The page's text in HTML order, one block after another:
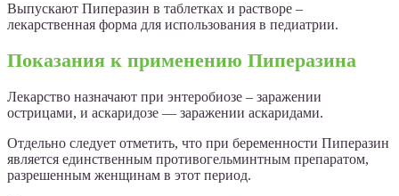
Выпускают Пиперазин в таблетках и растворе –
лекарственная форма для использования в педиатрии.
Показания к применению Пиперазина
Лекарство назначают при энтеробиозе – заражении
острицами, и аскаридозе — заражении аскаридами.
Отдельно следует отметить, что при беременности Пиперазин
является единственным противогельминтным препаратом,
разрешенным женщинам в этот период.